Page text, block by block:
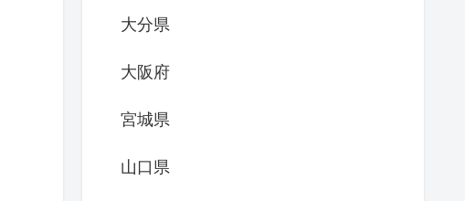
大分県
大阪府
宮城県
山口県